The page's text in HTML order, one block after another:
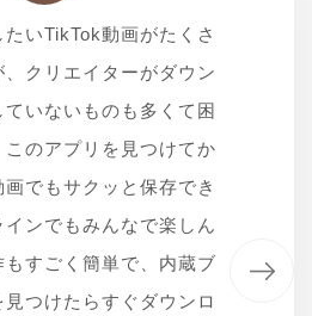
いTikTokの楽曲や、
そうな音源を探すこと
動画から音源だけを抽
とても役立っています。
存できるので、すぐに
に取り込んで、授業で活
的に楽しんだりしていま
で、まさに求めていた
レンド動画を参考にす
ですが、公式機能だとウ
入ってしまうのが悩み
TikTokダウンロー
からは、ロゴなしで高
存できるので、資料作成
が格段にスムーズになり
で保存できるのは、
いTikTok動画がたくさ
、クリエイターがダウン
いないものも多くて困
このアプリを見つけてか
でもサクッと保存でき
インでもみんなで楽しん
もすごく簡単で、内蔵ブ
つけたらすぐダウンロ
のダンス動画や、料
をよく保存しています。
て邪魔だったり、画質
たのですが、CleverGet
保存できるので感動し
MP4形式で保存できる
マホやタブレット、テレ
られるのが嬉しいです